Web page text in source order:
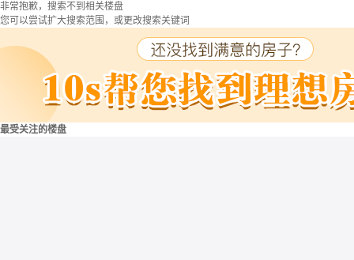
非常抱歉，搜索不到相关楼盘
您可以尝试扩大搜索范围，或更改搜索关键词
最受关注的楼盘